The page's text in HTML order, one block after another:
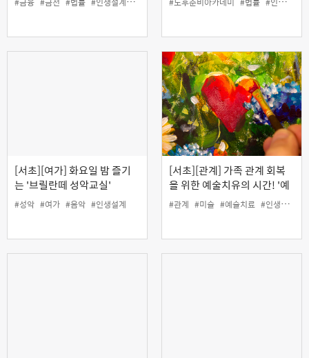
인)
[서초][여가] 화요일 밤 즐기
는 '브릴란떼 성악교실'
#성악 #여가 #음악 #인생설계
[서초][관계] 가족 관계 회복
을 위한 예술치유의 시간! '예
술로 바라보는 나와 가족'
#관계 #미술 #예술치료 #인생설계